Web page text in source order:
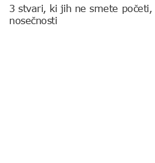
3 stvari, ki jih ne smete
nosečnosti